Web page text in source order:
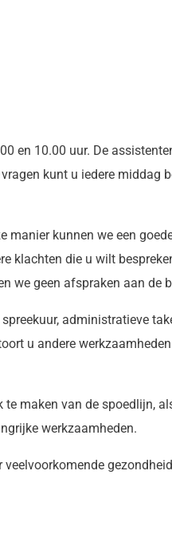
en 10.00 uur. De
kunt u iedere middag
manier kunnen we een
klachten die u wilt
we geen afspraken aan de
administratieve
u andere
maken van de spoedlijn,
werkzaamheden.